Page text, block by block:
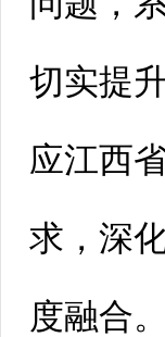
切实提
应江西
求，深
度融合